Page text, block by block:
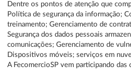
Dentre os pontos de atenção que
Política de segurança da informação;
treinamento; Gerenciamento de
Segurança dos dados pessoais
comunicações; Gerenciamento de
Dispositivos móveis; serviços em
A FecomercioSP vem participando das